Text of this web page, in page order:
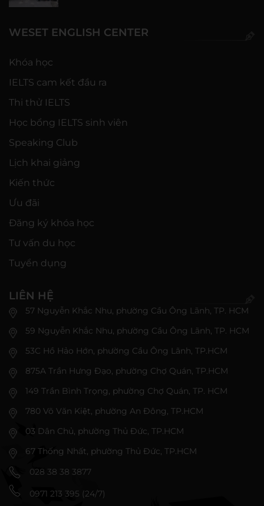
WESET ENGLISH CENTER
Khóa học
IELTS cam kết đầu ra
Thi thử IELTS
Học bổng IELTS sinh viên
Speaking Club
Lịch khai giảng
Kiến thức
Ưu đãi
Đăng ký khóa học
Tư vấn du học
Tuyển dụng
LIÊN HỆ
57 Nguyễn Khắc Nhu, phường Cầu Ông Lãnh, TP. HCM
59 Nguyễn Khắc Nhu, phường Cầu Ông Lãnh, TP. HCM
53C Hồ Hảo Hớn, phường Cầu Ông Lãnh, TP.HCM
875A Trần Hưng Đạo, phường Chợ Quán, TP.HCM
149 Trần Bình Trọng, phường Chợ Quán, TP. HCM
780 Võ Văn Kiệt, phường An Đông, TP.HCM
03 Dân Chủ, phường Thủ Đức, TP.HCM
67 Thống Nhất, phường Thủ Đức, TP.HCM
028 38 38 3877
0971 213 395 (24/7)